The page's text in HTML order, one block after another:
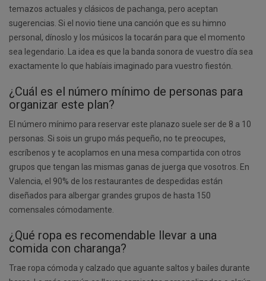
temazos actuales y clásicos de pachanga, pero aceptan
sugerencias. Si el novio tiene una canción que es su himno
personal, dínoslo y los músicos la tocarán para que el momento
sea legendario. La idea es que la banda sonora de vuestro día sea
exactamente lo que habíais imaginado para vuestro fiestón.
¿Cuál es el número mínimo de personas para
organizar este plan?
El número mínimo para reservar este planazo suele ser de 8 a 10
personas. Si sois un grupo más pequeño, no te preocupes,
escríbenos y te acoplamos en una mesa compartida con otros
grupos que tengan las mismas ganas de juerga que vosotros. En
Valencia, el 90% de los restaurantes de despedidas están
diseñados para albergar grandes grupos de hasta 150
comensales cómodamente.
¿Qué ropa es recomendable llevar a una
comida con charanga?
Trae ropa cómoda y calzado que aguante saltos y bailes durante